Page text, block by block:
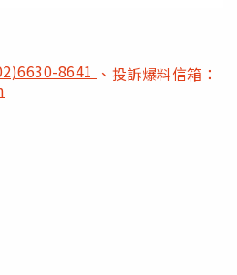
8641 、投訴爆料信箱：